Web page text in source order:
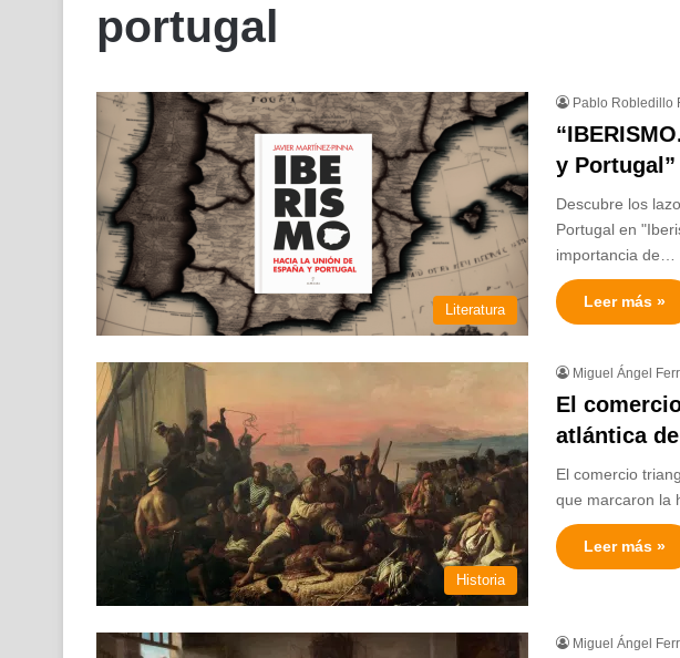
portugal
Literatura
Pablo Robledillo
y
Descubre los
Portugal en
importancia de…
Leer más »
Historia
Miguel Ángel
El
atlántica
El comercio
que marcaron la
Leer más »
Miguel Ángel